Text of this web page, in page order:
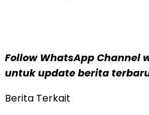
Follow WhatsApp Channel
untuk update berita
Berita Terkait